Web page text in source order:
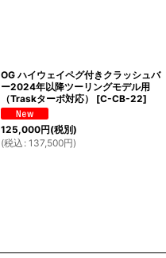
OG ハイウェイペグ付きクラッシュバ
ー2024年以降ツーリングモデル用
（Traskターボ対応）
[C-CB-22]
125,000円(税別)
(税込 : 137,500円)